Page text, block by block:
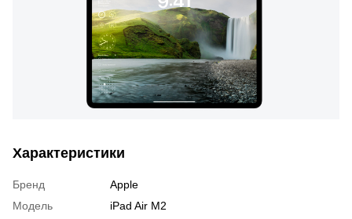
Характеристики
Бренд
Apple
Модель
iPad Air M2